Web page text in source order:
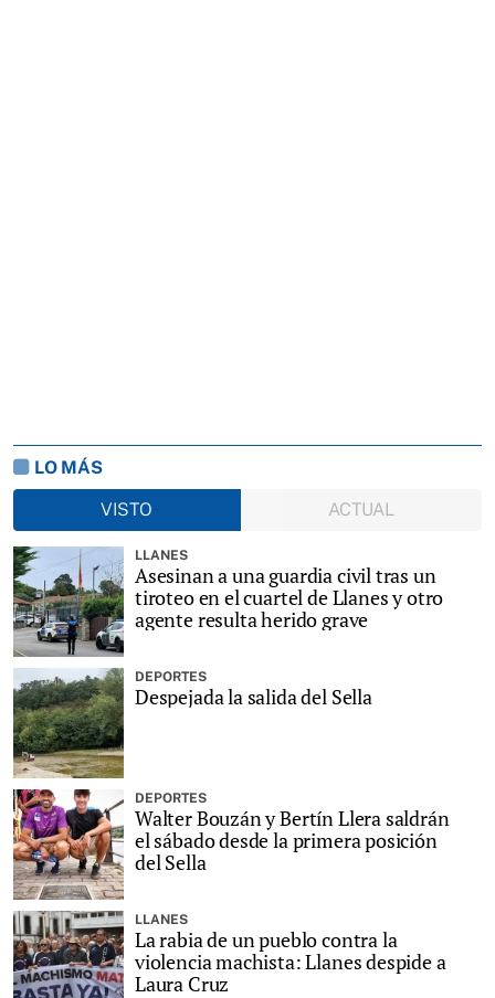
LO MÁS
VISTO
ACTUAL
LLANES
Asesinan a una guardia civil tras un
tiroteo en el cuartel de Llanes y otro
agente resulta herido grave
DEPORTES
Despejada la salida del Sella
DEPORTES
Walter Bouzán y Bertín Llera saldrán
el sábado desde la primera posición
del Sella
LLANES
La rabia de un pueblo contra la
violencia machista: Llanes despide a
Laura Cruz